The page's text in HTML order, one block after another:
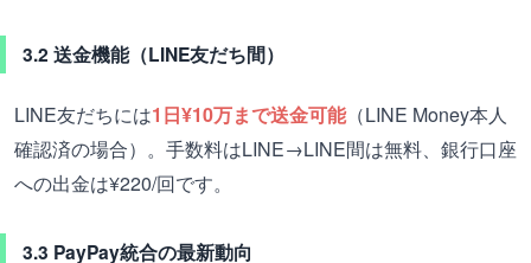
3.2 送金機能（LINE友だち間）
LINE友だちには1日¥10万まで送金可能（LINE Money本人
確認済の場合）。手数料はLINE→LINE間は無料、銀行口座
への出金は¥220/回です。
3.3 PayPay統合の最新動向